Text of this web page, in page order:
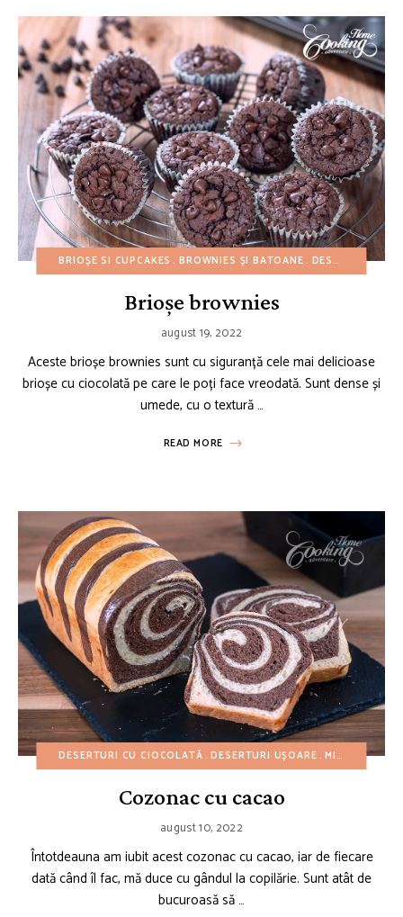
BRIOȘE SI CUPCAKES BROWNIES ȘI BATOANE DESERTURI CU CIOCOLATĂ
Brioșe brownies
august 19, 2022
Aceste brioșe brownies sunt cu siguranță cele mai delicioase
brioșe cu ciocolată pe care le poți face vreodată. Sunt dense și
umede, cu o textură …
READ MORE
DESERTURI CU CIOCOLATĂ DESERTURI UȘOARE MIC DEJUN
Cozonac cu cacao
august 10, 2022
Întotdeauna am iubit acest cozonac cu cacao, iar de fiecare
dată când îl fac, mă duce cu gândul la copilărie. Sunt atât de
bucuroasă să …